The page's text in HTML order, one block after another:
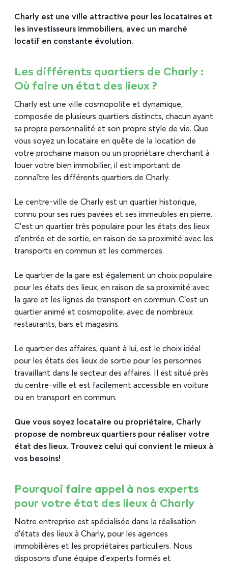
Charly est une ville attractive pour les locataires et
les investisseurs immobiliers, avec un marché
locatif en constante évolution.
Les différents quartiers de Charly :
Où faire un état des lieux ?
Charly est une ville cosmopolite et dynamique,
composée de plusieurs quartiers distincts, chacun ayant
sa propre personnalité et son propre style de vie. Que
vous soyez un locataire en quête de la location de
votre prochaine maison ou un propriétaire cherchant à
louer votre bien immobilier, il est important de
connaître les différents quartiers de Charly.
Le centre-ville de Charly est un quartier historique,
connu pour ses rues pavées et ses immeubles en pierre.
C’est un quartier très populaire pour les états des lieux
d’entrée et de sortie, en raison de sa proximité avec les
transports en commun et les commerces.
Le quartier de la gare est également un choix populaire
pour les états des lieux, en raison de sa proximité avec
la gare et les lignes de transport en commun. C’est un
quartier animé et cosmopolite, avec de nombreux
restaurants, bars et magasins.
Le quartier des affaires, quant à lui, est le choix idéal
pour les états des lieux de sortie pour les personnes
travaillant dans le secteur des affaires. Il est situé près
du centre-ville et est facilement accessible en voiture
ou en transport en commun.
Que vous soyez locataire ou propriétaire, Charly
propose de nombreux quartiers pour réaliser votre
état des lieux. Trouvez celui qui convient le mieux à
vos besoins!
Pourquoi faire appel à nos experts
pour votre état des lieux à Charly
Notre entreprise est spécialisée dans la réalisation
d’états des lieux à Charly, pour les agences
immobilières et les propriétaires particuliers. Nous
disposons d’une équipe d’experts formés et